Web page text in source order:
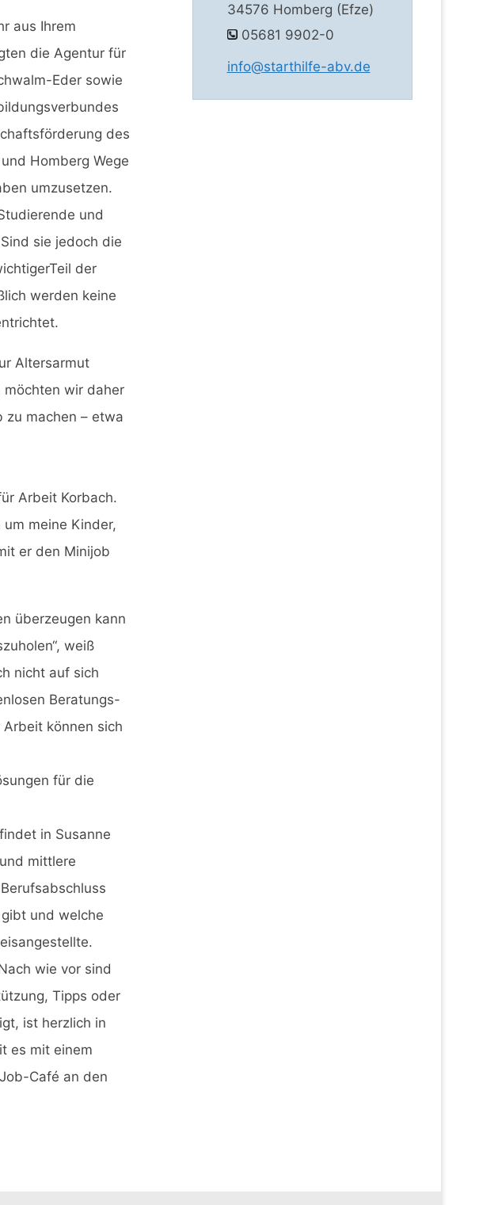
aus Ihrem
die Agentur für
Eder sowie
des
Homberg Wege
umzusetzen.
und
sie jedoch die
der
werden keine
Altersarmut
wir daher
zu machen – etwa
Arbeit Korbach.
meine Kinder,
er den Minijob
überzeugen kann
weiß
nicht auf sich
Beratungs-
können sich
für die
in Susanne
mittlere
und welche
wie vor sind
Tipps oder
ist herzlich in
es mit einem
Café an den
34576 Homberg (Efze)
05681 9902-0
info@starthilfe-abv.de